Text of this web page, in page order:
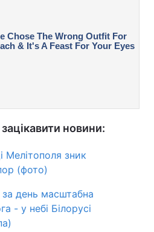
новини:
Мелітополя зник
(фото)
за день масштабна
- у небі Білорусі